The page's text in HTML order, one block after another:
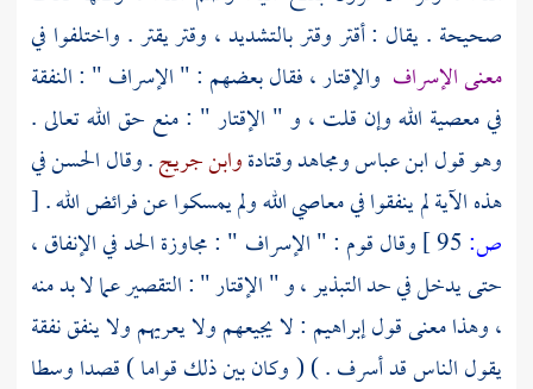
صحيحة . يقال : أقتر وقتر بالتشديد ، وقتر يقتر . واختلفوا في
معنى الإسراف والإقتار ، فقال بعضهم : " الإسراف " : النفقة
في معصية الله وإن قلت ، و " الإقتار " : منع حق الله تعالى .
وهو قولابن عباسومجاهدوقتادةوابن جريج. وقالالحسنفي
هذه الآية لم ينفقوا في معاصي الله ولم يمسكوا عن فرائض الله .[
ص:
وقال قوم : " الإسراف " : مجاوزة الحد في الإنفاق ،
حتى يدخل في حد التبذير ، و " الإقتار " : التقصير عما لا بد منه
، وهذا معنى قولإبراهيم : لا يجيعهم ولا يعريهم ولا ينفق نفقة
يقول الناس قد أسرف . ) ( وكان بين ذلك قواما ) قصدا وسطا